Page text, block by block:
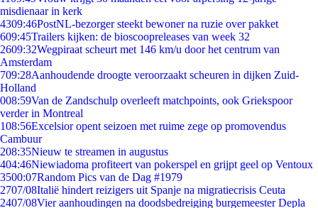
misdienaar in kerk
4309:46PostNL-bezorger steekt bewoner na ruzie over pakket
609:45Trailers kijken: de bioscoopreleases van week 32
2609:32Wegpiraat scheurt met 146 km/u door het centrum van
Amsterdam
709:28Aanhoudende droogte veroorzaakt scheuren in dijken Zuid-
Holland
008:59Van de Zandschulp overleeft matchpoints, ook Griekspoor
verder in Montreal
108:56Excelsior opent seizoen met ruime zege op promovendus
Cambuur
208:35Nieuw te streamen in augustus
404:46Niewiadoma profiteert van pokerspel en grijpt geel op Ventoux
3500:07Random Pics van de Dag #1979
2707/08Italië hindert reizigers uit Spanje na migratiecrisis Ceuta
2407/08Vier aanhoudingen na doodsbedreiging burgemeester Depla